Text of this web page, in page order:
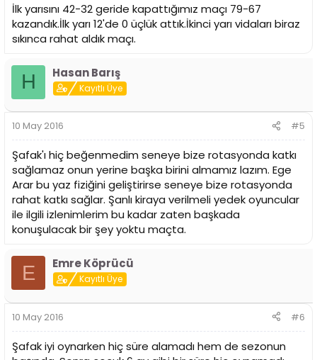
İlk yarısını 42-32 geride kapattığımız maçı 79-67
kazandık.İlk yarı 12'de 0 üçlük attık.İkinci yarı vidaları biraz
sıkınca rahat aldık maçı.
H Hasan Barış
Kayıtlı Üye
10 May 2016 #5
Şafak'ı hiç beğenmedim seneye bize rotasyonda katkı
sağlamaz onun yerine başka birini almamız lazım. Ege
Arar bu yaz fiziğini geliştirirse seneye bize rotasyonda
rahat katkı sağlar. Şanlı kiraya verilmeli yedek oyuncular
ile ilgili izlenimlerim bu kadar zaten başkada
konuşulacak bir şey yoktu maçta.
E Emre Köprücü
Kayıtlı Üye
10 May 2016 #6
Şafak iyi oynarken hiç süre alamadı hem de sezonun